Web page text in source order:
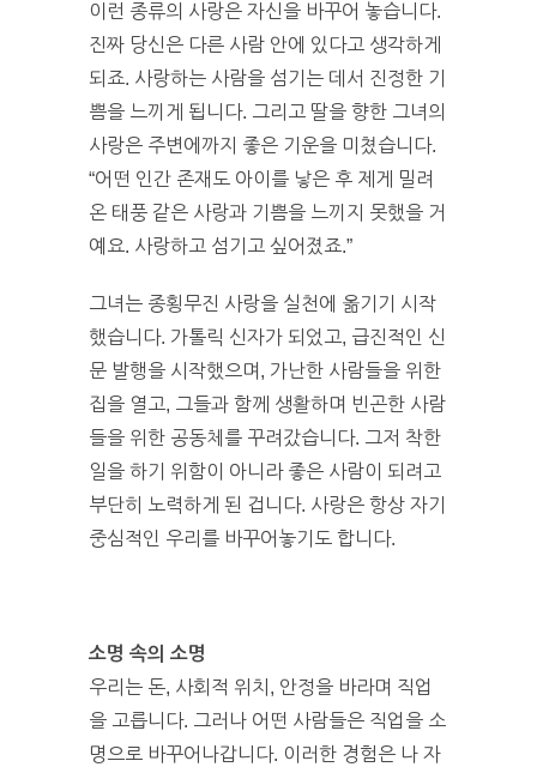
이런 종류의 사랑은 자신을 바꾸어 놓습니다.
진짜 당신은 다른 사람 안에 있다고 생각하게
되죠. 사랑하는 사람을 섬기는 데서 진정한 기
쁨을 느끼게 됩니다. 그리고 딸을 향한 그녀의
사랑은 주변에까지 좋은 기운을 미쳤습니다.
“어떤 인간 존재도 아이를 낳은 후 제게 밀려
온 태풍 같은 사랑과 기쁨을 느끼지 못했을 거
예요. 사랑하고 섬기고 싶어졌죠.”
그녀는 종횡무진 사랑을 실천에 옮기기 시작
했습니다. 가톨릭 신자가 되었고, 급진적인 신
문 발행을 시작했으며, 가난한 사람들을 위한
집을 열고, 그들과 함께 생활하며 빈곤한 사람
들을 위한 공동체를 꾸려갔습니다. 그저 착한
일을 하기 위함이 아니라 좋은 사람이 되려고
부단히 노력하게 된 겁니다. 사랑은 항상 자기
중심적인 우리를 바꾸어놓기도 합니다.
소명 속의 소명
우리는 돈, 사회적 위치, 안정을 바라며 직업
을 고릅니다. 그러나 어떤 사람들은 직업을 소
명으로 바꾸어나갑니다. 이러한 경험은 나 자